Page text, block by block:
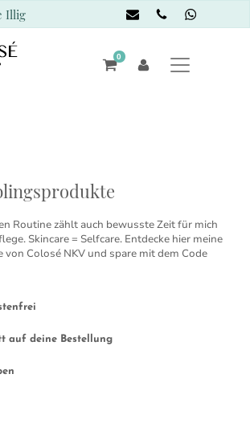
Illig
0
Routine zählt auch bewusste Zeit für mich
Skincare = Selfcare. Entdecke hier meine
Colosé NKV und spare mit dem Code
auf deine Bestellung